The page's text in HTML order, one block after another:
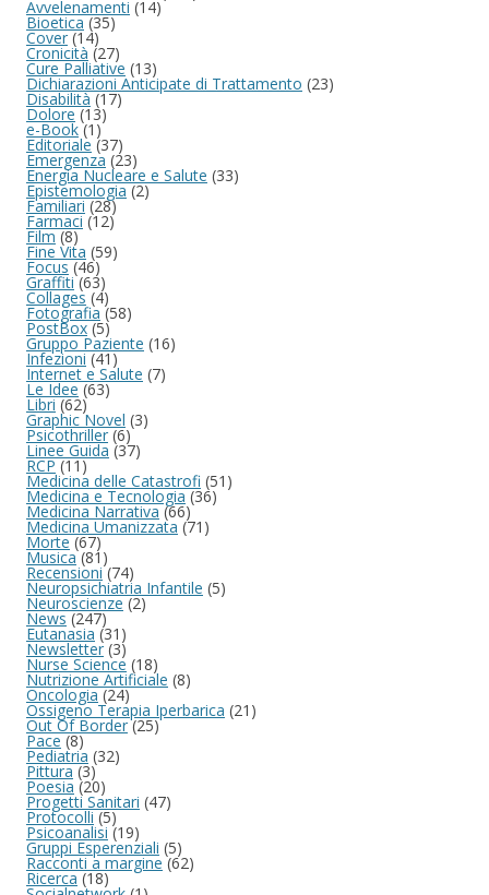
Avvelenamenti (14)
Bioetica(35)
Cover(14)
Cronicità (27)
Cure Palliative (13)
Dichiarazioni Anticipate di Trattamento (23)
Disabilità(17)
Dolore(13)
e-Book(1)
Editoriale (37)
Emergenza (23)
Energia Nucleare e Salute (33)
Epistemologia(2)
Familiari(28)
Farmaci(12)
Film(8)
Fine Vita (59)
Focus(46)
Graffiti(63)
Collages (4)
Fotografia (58)
PostBox(5)
Gruppo Paziente (16)
Infezioni(41)
Internet e Salute (7)
Le Idee(63)
Libri(62)
Graphic Novel (3)
Psicothriller(6)
Linee Guida (37)
RCP(11)
Medicina delle Catastrofi (51)
Medicina e Tecnologia(36)
Medicina Narrativa(66)
Medicina Umanizzata (71)
Morte(67)
Musica(81)
Recensioni(74)
Neuropsichiatria Infantile (5)
Neuroscienze(2)
News(247)
Eutanasia (31)
Newsletter (3)
Nurse Science (18)
Nutrizione Artificiale (8)
Oncologia(24)
Ossigeno Terapia Iperbarica (21)
Out Of Border(25)
Pace(8)
Pediatria (32)
Pittura(3)
Poesia (20)
Progetti Sanitari (47)
Protocolli(5)
Psicoanalisi (19)
Gruppi Esperenziali (5)
Racconti a margine (62)
Ricerca(18)